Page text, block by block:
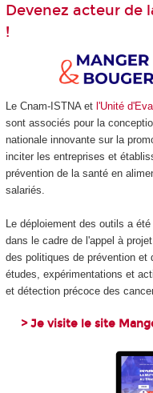
Devenez acteur
!
Le Cnam-ISTNA et l'Unité
sont associés pour la
nationale innovante sur la
inciter les entreprises et
prévention de la santé en
salariés.
Le déploiement des outils a
dans le cadre de l'appel à
des politiques de prévention et
études, expérimentations et
et détection précoce des
>Je visite le site